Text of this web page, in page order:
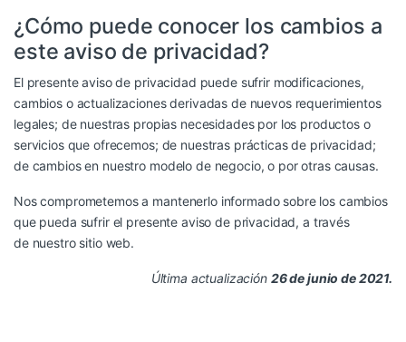
¿Cómo puede conocer los cambios a
este aviso de privacidad?
El presente aviso de privacidad puede sufrir modificaciones,
cambios o actualizaciones derivadas de nuevos requerimientos
legales; de nuestras propias necesidades por los productos o
servicios que ofrecemos; de nuestras prácticas de privacidad;
de cambios en nuestro modelo de negocio, o por otras causas.
Nos comprometemos a mantenerlo informado sobre los cambios
que pueda sufrir el presente aviso de privacidad, a través
de nuestro sitio web.
Última actualización 26 de junio de 2021.